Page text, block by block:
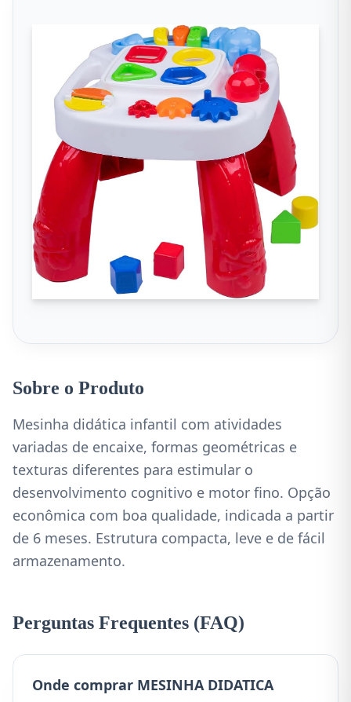
Sobre o Produto
Mesinha didática infantil com atividades
variadas de encaixe, formas geométricas e
texturas diferentes para estimular o
desenvolvimento cognitivo e motor fino. Opção
econômica com boa qualidade, indicada a partir
de 6 meses. Estrutura compacta, leve e de fácil
armazenamento.
Perguntas Frequentes (FAQ)
Onde comprar MESINHA DIDATICA